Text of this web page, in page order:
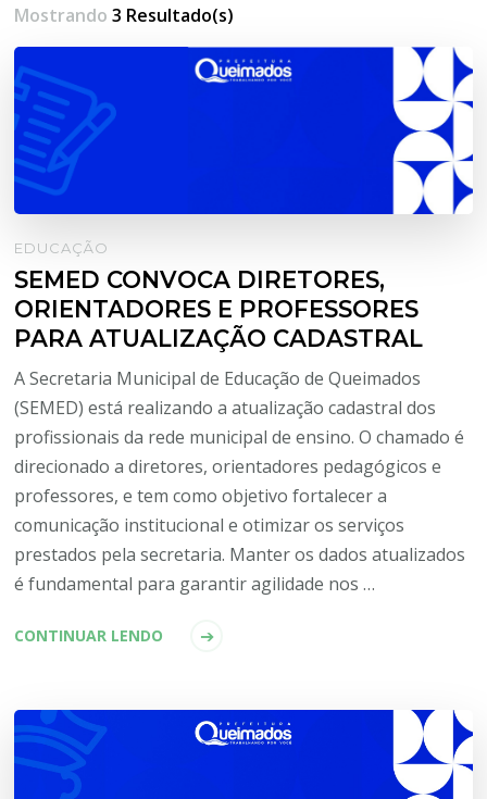
Mostrando3 Resultado(s)
EDUCAÇÃO
SEMED CONVOCA DIRETORES,
ORIENTADORES E PROFESSORES
PARA ATUALIZAÇÃO CADASTRAL
A Secretaria Municipal de Educação de Queimados
(SEMED) está realizando a atualização cadastral dos
profissionais da rede municipal de ensino. O chamado é
direcionado a diretores, orientadores pedagógicos e
professores, e tem como objetivo fortalecer a
comunicação institucional e otimizar os serviços
prestados pela secretaria. Manter os dados atualizados
é fundamental para garantir agilidade nos …
CONTINUAR LENDO